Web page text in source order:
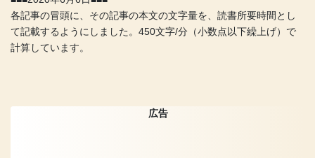
各記事の冒頭に、その記事の本文の文字量を、読書所要時間とし
て記載するようにしました。450文字/分（小数点以下繰上げ）で
計算しています。
広告